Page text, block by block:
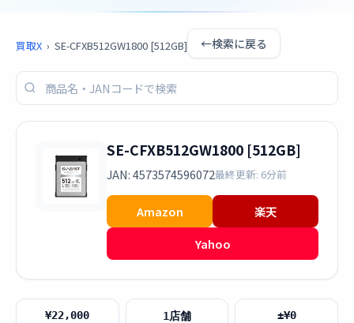
買取X › SE-CFXB512GW1800 [512GB] ←検索に戻る
SE-CFXB512GW1800 [512GB]
JAN: 4573574596072最終更新: 6分前
Amazon
楽天
Yahoo
¥22,000 1店舗 ±¥0